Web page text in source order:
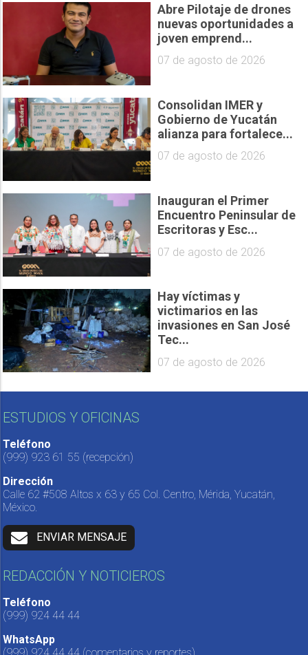
Abre Pilotaje de drones
nuevas oportunidades a
joven emprend...
07 de agosto de 2026
Consolidan IMER y
Gobierno de Yucatán
alianza para fortalece...
07 de agosto de 2026
Inauguran el Primer
Encuentro Peninsular de
Escritoras y Esc...
07 de agosto de 2026
Hay víctimas y
victimarios en las
invasiones en San José
Tec...
07 de agosto de 2026
ESTUDIOS Y OFICINAS
Teléfono
(999) 923 61 55 (recepción)
Dirección
Calle 62 #508 Altos x 63 y 65 Col. Centro, Mérida, Yucatán,
México.
ENVIAR MENSAJE
REDACCIÓN Y NOTICIEROS
Teléfono
(999) 924 44 44
WhatsApp
(999) 924 44 44 (comentarios y reportes)